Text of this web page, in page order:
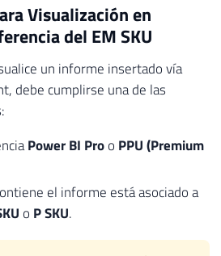
Visualización en
del EM SKU
un informe insertado vía
debe cumplirse una de las
Power BI Proo PPU (Premium
el informe está asociado a
o P SKU.